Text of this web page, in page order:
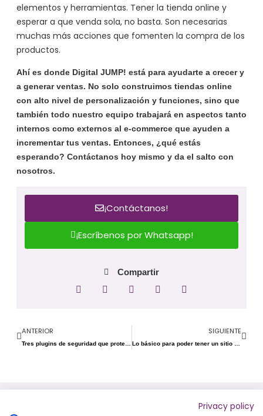
elementos y herramientas. Tener la tienda online y
esperar a que venda sola, no basta. Son necesarias
muchas más acciones que fomenten la compra de los
productos.
Ahí es donde Digital JUMP! está para ayudarte a crecer y
a generar ventas. No solo construimos tiendas online
con alto nivel de personalización y funciones, sino que
también todo nuestro equipo trabajará en aspectos tanto
internos como externos al e-commerce que ayuden a
incrementar tus ventas. Entonces, ¿qué estás
esperando? Contáctanos hoy mismo y da el salto con
nosotros.
¡Contáctanos!
¡Escríbenos por Whatsapp!
Compartir
ANTERIOR SIGUIENTE
Privacy policy